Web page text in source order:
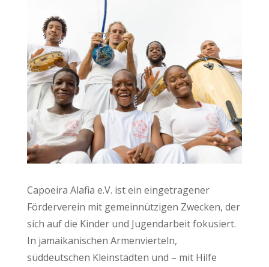
Capoeira Alafia e.V. ist ein eingetragener
Förderverein mit gemeinnützigen Zwecken, der
sich auf die Kinder und Jugendarbeit fokusiert.
In jamaikanischen Armenvierteln,
süddeutschen Kleinstädten und – mit Hilfe